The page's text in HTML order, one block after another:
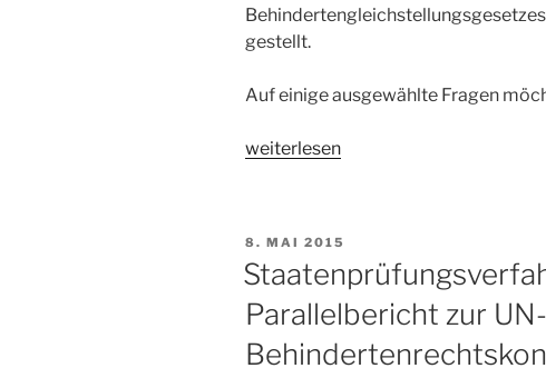
gestellt.
Auf einige ausgewählte Fragen
„Große
Umsetzung
des
Inklusionsgebotes
der
weiterlesen
VERÖFFENTLICHT
AM
8. MAI 2015
Parallelbericht zur UN-